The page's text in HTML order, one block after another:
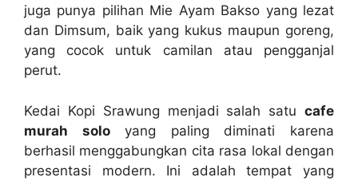
juga punya pilihan Mie Ayam Bakso yang lezat
dan Dimsum, baik yang kukus maupun goreng,
yang cocok untuk camilan atau pengganjal
perut.
Kedai Kopi Srawung menjadi salah satu cafe
murah soloyang paling diminati karena
berhasil menggabungkan cita rasa lokal dengan
presentasi modern. Ini adalah tempat yang